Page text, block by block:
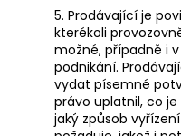
5. Prodávající je
kterékoli
možné, případně i
podnikání.
vydat písemné
právo uplatnil, co
jaký způsob